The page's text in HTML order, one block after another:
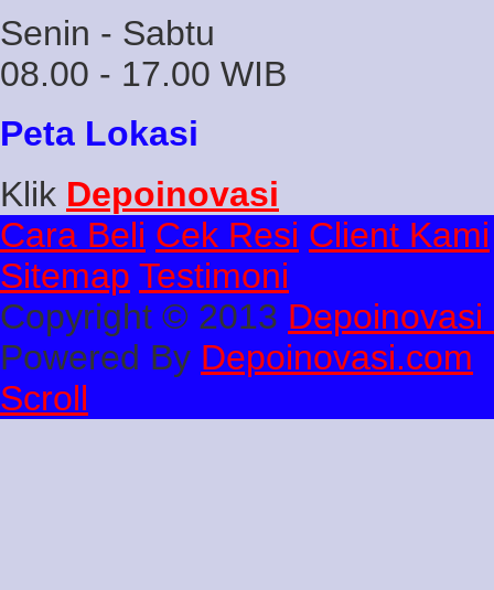
Senin - Sabtu
08.00 - 17.00 WIB
Peta Lokasi
Klik Depoinovasi
Cara Beli Cek Resi Client Kami
Sitemap Testimoni
Copyright © 2013
Powered By Depoinovasi.com
Scroll